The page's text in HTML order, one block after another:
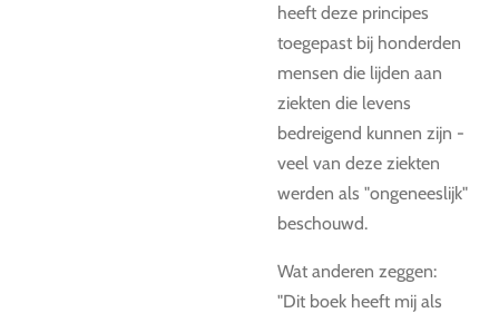
heeft deze principes
toegepast bij honderden
mensen die lijden aan
ziekten die levens
bedreigend kunnen zijn -
veel van deze ziekten
werden als "ongeneeslijk"
beschouwd.
Wat anderen zeggen:
"Dit boek heeft mij als